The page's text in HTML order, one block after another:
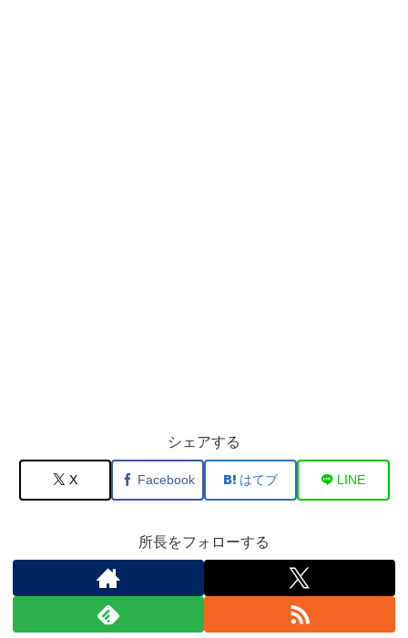
シェアする
X Facebook はてブ LINE
所長をフォローする